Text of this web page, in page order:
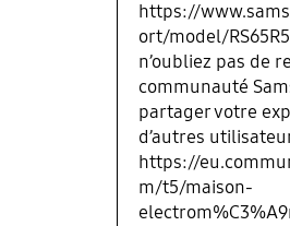
https://
ort/model/
n’oubliez pas de
communauté
partager votre
d’autres
https://
m/t5/maison-